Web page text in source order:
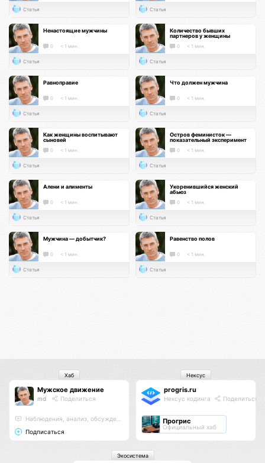
Статья Статья
Ненастоящие мужчины
0 < 1 мин.
Статья
Количество бывших
партнеров у женщины
0 < 1 мин.
Статья
Равноправие
0 < 1 мин.
Статья
Что должен мужчина
0 < 1 мин.
Статья
Как женщины воспитывают
сыновей
0 < 1 мин.
Статья
Остров феминисток —
показательный эксперимент
0 < 1 мин.
Статья
Алени и алименты
0 < 1 мин.
Статья
Укоренившийся женский
абьюз
0 < 1 мин.
Статья
Мужчина — добытчик?
0 < 1 мин.
Статья
Равенство полов
0 < 1 мин.
Статья
Мужское движение
md Поделиться
Наблюдения, анализ, обсуждения
Подписаться
Хаб
progris.ru
Нексус кодинга Поделиться
Прогрис
Официальный хаб
Нексус
Экосистема